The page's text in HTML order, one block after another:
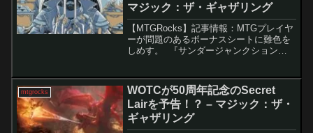
マジック：ザ・ギャザリング
【MTGRocks】記事情報：MTGプレイヤ
ーが問題のあるボーナスシートに難色を
しめす。 『サンダージャンクションの
説セットの内容と受け入れ:メインセッ
ト、「速報」、...
mtgrocks
WOTCが50周年記念のSecret
Lairを予告！？ – マジック：ザ・
ギャザリング